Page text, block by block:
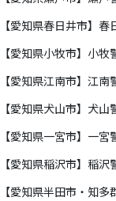
【愛知県春日井市】春日井
【愛知県小牧市】小牧警
【愛知県江南市】江南警
【愛知県犬山市】犬山警
【愛知県一宮市】一宮警
【愛知県稲沢市】稲沢警
【愛知県半田市・知多郡(阿久比町・武豊町・東浦町・美浜町・